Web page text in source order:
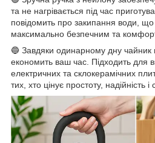
та не нагрівається під час
повідомить про закипання води,
максимально безпечним та
🔵 Завдяки одинарному дну чайник
економить ваш час. Підходить для
електричних та склокерамічних
тих, хто цінує простоту, надійність і